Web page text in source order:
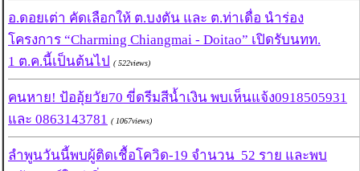
อ.ดอยเต่า คัดเลือกให้ ต.บงตัน และ ต.ท่าเดื่อ นำร่อง
โครงการ “Charming Chiangmai - Doitao” เปิดรับนทท.
1 ต.ค.นี้เป็นต้นไป ( 522views)
คนหาย! ป้ออุ้ยวัย70 ขี่ดรีมสีน้ำเงิน พบเห็นแจ้ง0918505931
และ 0863143781 ( 1067views)
ลำพูนวันนี้พบผู้ติดเชื้อโควิด-19 จำนวน 52 ราย และพบ